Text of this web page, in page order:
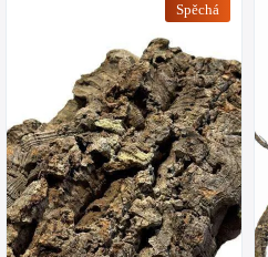
Spěchá